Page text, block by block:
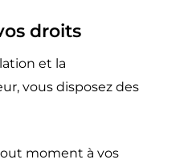
droits
et la
vous disposez des
moment à vos